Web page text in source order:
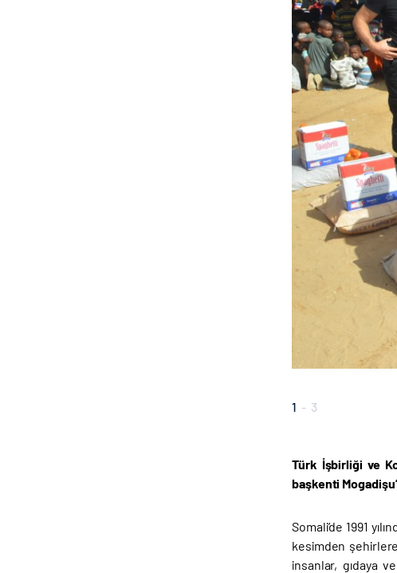
1 - 3
Türk İşbirliği ve
başkenti
Somali’de 1991
kesimden
insanlar, gıdaya